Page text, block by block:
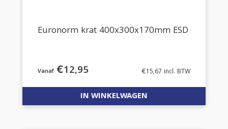
Euronorm krat 400x300x170mm ESD
€12,95 €15,67 incl. BTW
IN WINKELWAGEN